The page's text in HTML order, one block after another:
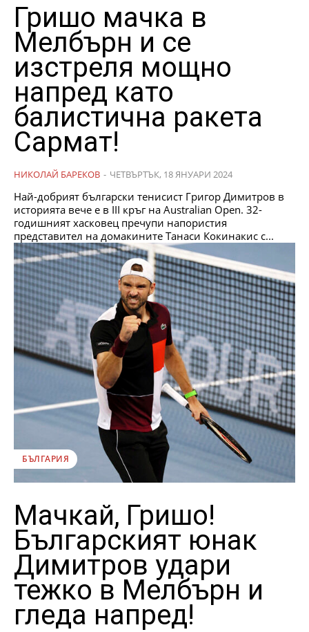
Гришо мачка в
Мелбърн и се
изстреля мощно
напред като
балистична ракета
Сармат!
НИКОЛАЙ БАРЕКОВ - ЧЕТВЪРТЪК, 18 ЯНУАРИ 2024
Най-добрият български тенисист Григор Димитров в
историята вече е в ІІІ кръг на Australian Open. 32-
годишният хасковец пречупи напористия
представител на домакините Танаси Кокинакис с...
БЪЛГАРИЯ
Мачкай, Гришо!
Българският юнак
Димитров удари
тежко в Мелбърн и
гледа напред!